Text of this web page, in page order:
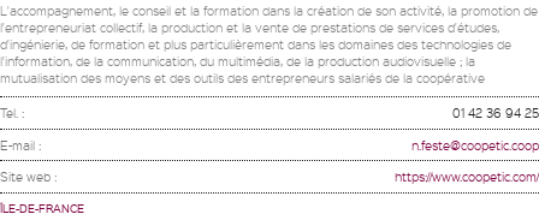
L'accompagnement, le conseil et la formation dans la création de son activité, la promotion de
l'entrepreneuriat collectif, la production et la vente de prestations de services d'études,
d'ingénierie, de formation et plus particulièrement dans les domaines des technologies de
l'information, de la communication, du multimédia, de la production audiovisuelle ; la
mutualisation des moyens et des outils des entrepreneurs salariés de la coopérative
Tel. : 01 42 36 94 25
E-mail : n.feste@coopetic.coop
Site web : https://www.coopetic.com/
ÎLE-DE-FRANCE